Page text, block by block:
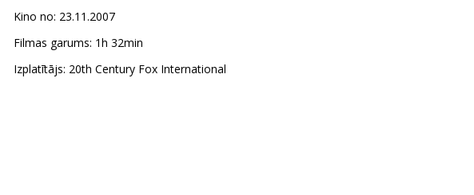
Kino no: 23.11.2007
Filmas garums: 1h 32min
Izplatītājs: 20th Century Fox International